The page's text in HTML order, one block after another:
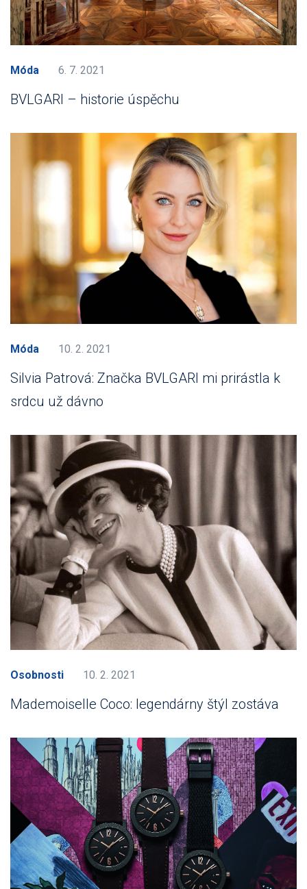
Móda 6. 7. 2021
BVLGARI – historie úspěchu
Móda 10. 2. 2021
Silvia Patrová: Značka BVLGARI mi prirástla k
srdcu už dávno
Osobnosti 10. 2. 2021
Mademoiselle Coco: legendárny štýl zostáva